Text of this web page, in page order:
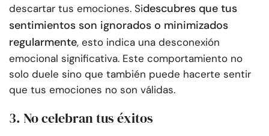
descartar tus emociones. Sidescubres que tus
sentimientos son ignorados o minimizados
regularmente, esto indica una desconexión
emocional significativa. Este comportamiento no
solo duele sino que también puede hacerte sentir
que tus emociones no son válidas.
3. No celebran tus éxitos